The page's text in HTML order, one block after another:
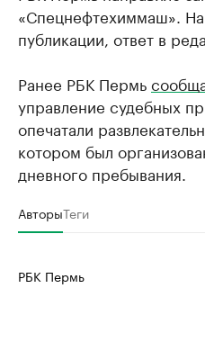
«Спецнефтехиммаш».
публикации, ответ в
Ранее РБК Пермь
управление судебных
опечатали
котором был
дневного пребывания.
АвторыТеги
РБК Пермь